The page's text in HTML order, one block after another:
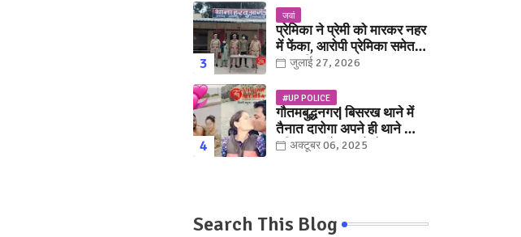
जवां
प्रेमिका ने प्रेमी को मारकर नहर
में फेंका, आरोपी प्रेमिका समेत
युवक गिरफ्तार
जुलाई 27, 2026
#UP POLICE
गौतमबुद्धनगर| बिसरख थाने में
तैनात दारोगा अपने ही थाने क़ी
महिला कांस्टेबल को लेकर हुए
अक्टूबर 06, 2025
Search This Blog